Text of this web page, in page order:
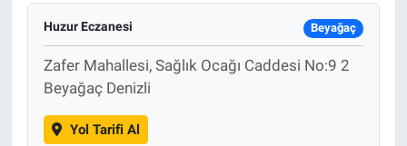
Huzur Eczanesi Beyağaç
Zafer Mahallesi, Sağlık Ocağı Caddesi No:9 2
Beyağaç Denizli
Yol Tarifi Al